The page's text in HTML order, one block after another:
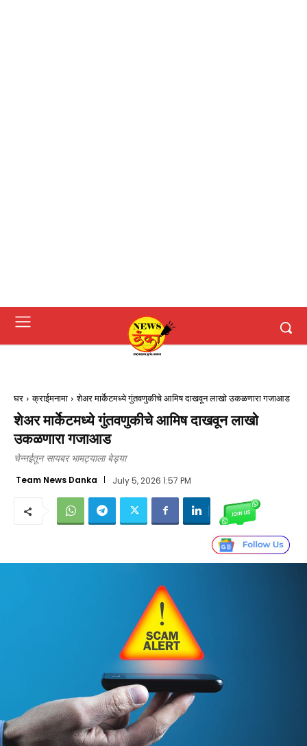
घर क्राईमनामा शेअर मार्केटमध्ये गुंतवणुकीचे आमिष दाखवून लाखो उकळणारा गजाआड
शेअर मार्केटमध्ये गुंतवणुकीचे आमिष दाखवून लाखो
उकळणारा गजाआड
चेन्नईतून सायबर भामट्याला बेड्या
Team News Danka July 5, 2026 1:57 PM